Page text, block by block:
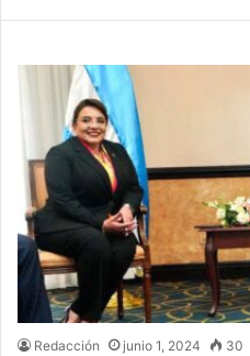
Redacción junio 1, 2024 30